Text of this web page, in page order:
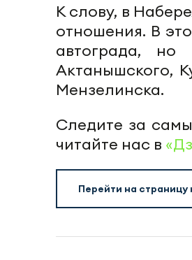
К слову, в
отношения. В
автограда, но
Актанышского,
Мензелинска.
Следите за
читайте нас в
Перейти на страницу